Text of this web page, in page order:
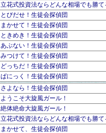
立花式投資法ならどんな相場でも勝て
とびだせ！生徒会探偵団
まかせて！生徒会探偵団
ときめき！生徒会探偵団
あぶない！生徒会探偵団
みつけて！生徒会探偵団
どっちだ！生徒会探偵団
ぱにっく！生徒会探偵団
さよなら！生徒会探偵団
ようこそ大旋風ガール！
絶体絶命大旋風ガール！
立花式投資法ならどんな相場でも勝て
まかせて、生徒会探偵団